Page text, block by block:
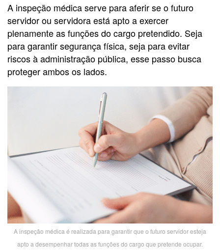
A inspeção médica serve para aferir se o futuro
servidor ou servidora está apto a exercer
plenamente as funções do cargo pretendido. Seja
para garantir segurança física, seja para evitar
riscos à administração pública, esse passo busca
proteger ambos os lados.
A inspeção médica é realizada para garantir que o futuro servidor esteja
apto a desempenhar todas as funções do cargo que pretende ocupar.